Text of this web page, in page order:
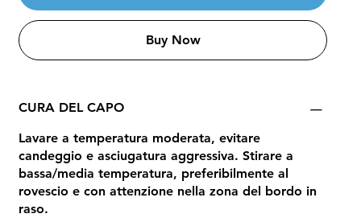
Buy Now
CURA DEL CAPO
Lavare a temperatura moderata, evitare
candeggio e asciugatura aggressiva. Stirare a
bassa/media temperatura, preferibilmente al
rovescio e con attenzione nella zona del bordo in
raso.